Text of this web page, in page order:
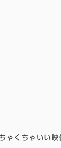
ゃくちゃいい